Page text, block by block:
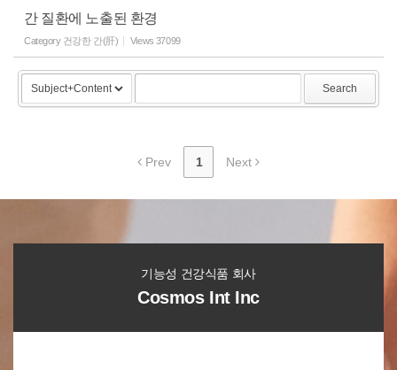
간 질환에 노출된 환경
Category 건강한 간(肝) Views 37099
Search
Prev 1 Next
기능성 건강식품 회사
Cosmos Int Inc